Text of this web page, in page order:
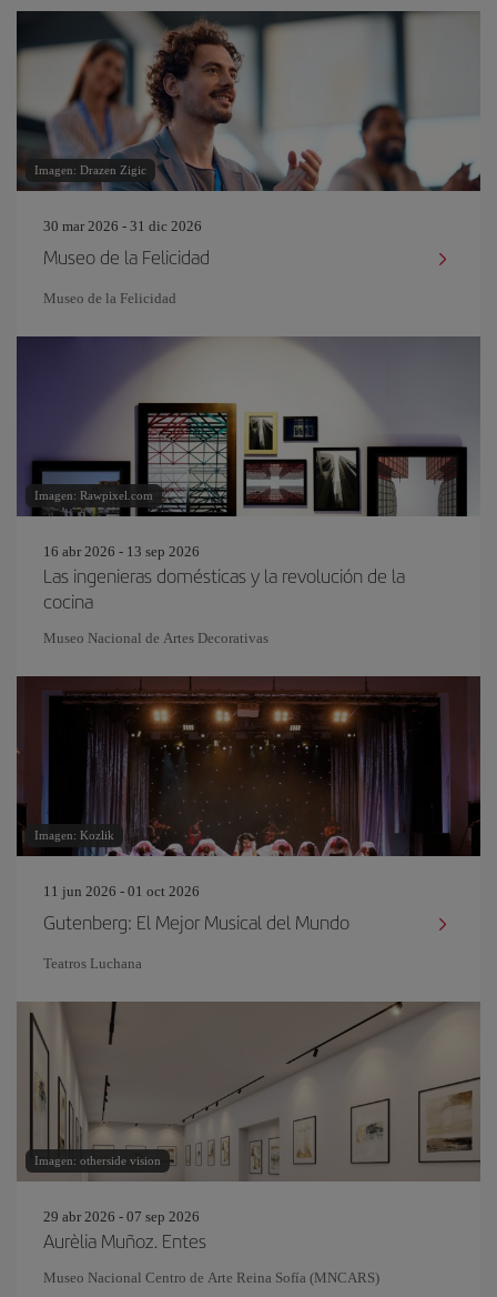
Imagen: Drazen Zigic
30 mar 2026 - 31 dic 2026
Museo de la Felicidad
Museo de la Felicidad
Imagen: Rawpixel.com
16 abr 2026 - 13 sep 2026
Las ingenieras domésticas y la revolución de la
cocina
Museo Nacional de Artes Decorativas
Imagen: Kozlik
11 jun 2026 - 01 oct 2026
Gutenberg: El Mejor Musical del Mundo
Teatros Luchana
Imagen: otherside vision
29 abr 2026 - 07 sep 2026
Aurèlia Muñoz. Entes
Museo Nacional Centro de Arte Reina Sofía (MNCARS)